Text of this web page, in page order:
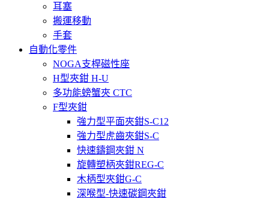
耳塞
搬運移動
手套
自動化零件
NOGA支桿磁性座
H型夾鉗 H-U
多功能螃蟹夾 CTC
F型夾鉗
強力型平面夾鉗S-C12
強力型虎齒夾鉗S-C
快速鑄鋼夾鉗 N
旋轉塑柄夾鉗REG-C
木柄型夾鉗G-C
深喉型-快速碳鋼夾鉗